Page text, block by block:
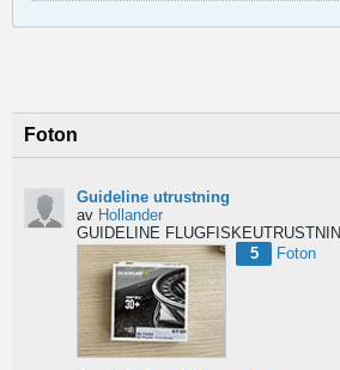
Foton
Guideline utrustning
av Hollander
5
Foton